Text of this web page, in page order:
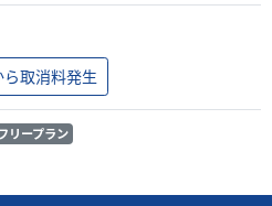
取消料発生
リープラン